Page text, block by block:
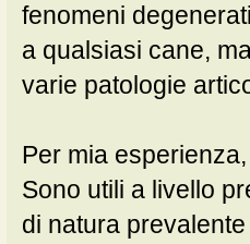
fenomeni
a qualsiasi cane,
varie patologie
Per mia
Sono utili a livello
di natura